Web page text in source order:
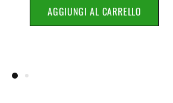
AGGIUNGI AL CARRELLO